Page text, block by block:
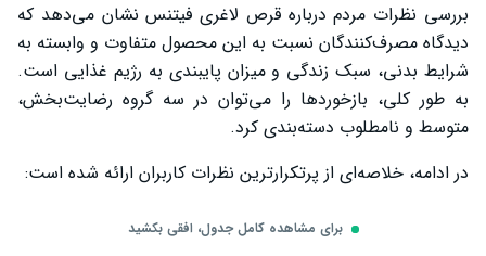
بررسی نظرات مردم درباره قرص لاغری فیتنس نشان می‌دهد که
دیدگاه مصرف‌کنندگان نسبت به این محصول متفاوت و وابسته به
شرایط بدنی، سبک زندگی و میزان پایبندی به رژیم غذایی است.
به طور کلی، بازخوردها را می‌توان در سه گروه رضایت‌بخش،
متوسط و نامطلوب دسته‌بندی کرد.
در ادامه، خلاصه‌ای از پرتکرارترین نظرات کاربران ارائه شده است:
برای مشاهده کامل جدول، افقی بکشید